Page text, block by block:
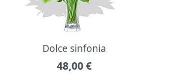
Dolce sinfonia
48,00 €